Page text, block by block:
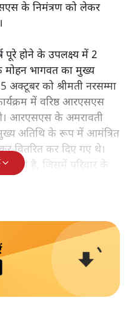
के निमंत्रण को लेकर
होने के उपलक्ष्य में 2
भागवत का मुख्य
अक्टूबर को श्रीमती नरसम्मा
में वरिष्ठ आरएसएस
आरएसएस के अमरावती
अतिथि के रूप में आमंत्रित
वितरित कर दिए गए थे।
चुका है, जिसमें परिवार के